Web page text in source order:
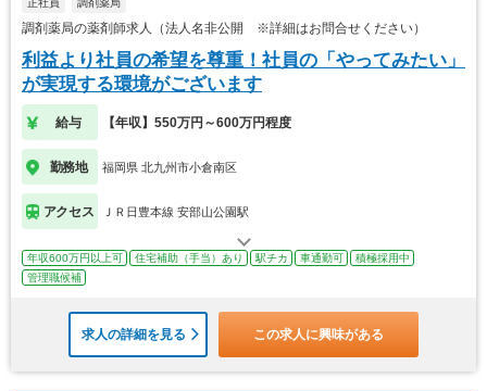
正社員 調剤薬局
調剤薬局の薬剤師求人（法人名非公開 ※詳細はお問合せください）
利益より社員の希望を尊重！社員の「やってみたい」
が実現する環境がございます
給与 【年収】550万円～600万円程度
勤務地 福岡県 北九州市小倉南区
アクセス ＪＲ日豊本線 安部山公園駅
年収600万円以上可 住宅補助（手当）あり 駅チカ 車通勤可
積極採用中
管理職候補
求人の詳細を見る この求人に興味がある